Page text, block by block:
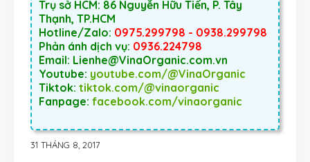
Trụ sở HCM: 86 Nguyễn Hữu Tiến, P. Tây
Thạnh, TP.HCM
Hotline/Zalo: 0975.299798 - 0938.299798
Phản ánh dịch vụ: 0936.224798
Email: Lienhe@VinaOrganic.com.vn
Youtube: youtube.com/@VinaOrganic
Tiktok: tiktok.com/@vinaorganic
Fanpage: facebook.com/vinaorganic
31 THÁNG 8, 2017